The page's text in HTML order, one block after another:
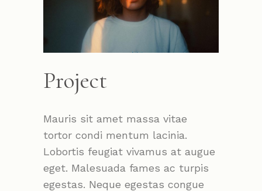
Project
Mauris sit amet massa vitae
tortor condi mentum lacinia.
Lobortis feugiat vivamus at augue
eget. Malesuada fames ac turpis
egestas. Neque egestas congue